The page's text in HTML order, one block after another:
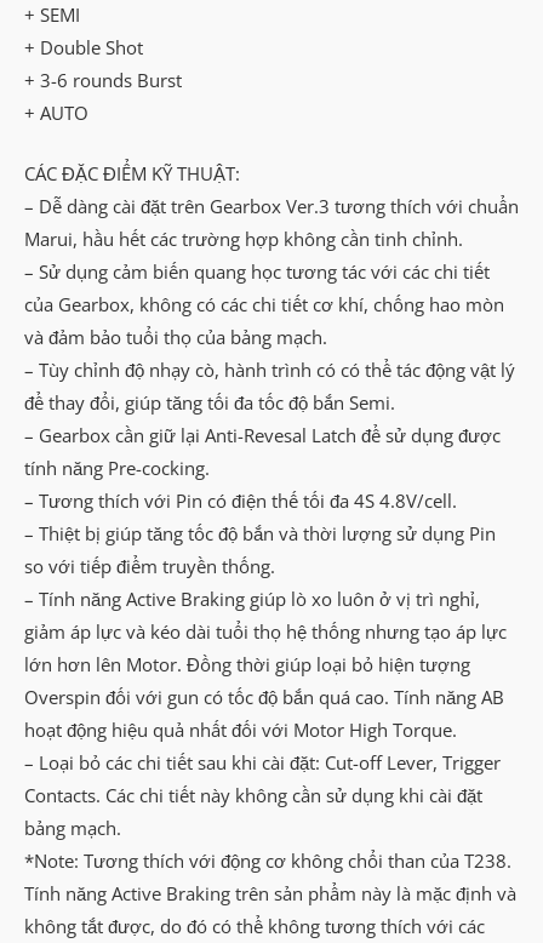
+ SEMI
+ Double Shot
+ 3-6 rounds Burst
+ AUTO
CÁC ĐẶC ĐIỂM KỸ THUẬT:
– Dễ dàng cài đặt trên Gearbox Ver.3 tương thích với chuẩn
Marui, hầu hết các trường hợp không cần tinh chỉnh.
– Sử dụng cảm biến quang học tương tác với các chi tiết
của Gearbox, không có các chi tiết cơ khí, chống hao mòn
và đảm bảo tuổi thọ của bảng mạch.
– Tùy chỉnh độ nhạy cò, hành trình có có thể tác động vật lý
để thay đổi, giúp tăng tối đa tốc độ bắn Semi.
– Gearbox cần giữ lại Anti-Revesal Latch để sử dụng được
tính năng Pre-cocking.
– Tương thích với Pin có điện thế tối đa 4S 4.8V/cell.
– Thiệt bị giúp tăng tốc độ bắn và thời lượng sử dụng Pin
so với tiếp điểm truyền thống.
– Tính năng Active Braking giúp lò xo luôn ở vị trì nghỉ,
giảm áp lực và kéo dài tuổi thọ hệ thống nhưng tạo áp lực
lớn hơn lên Motor. Đồng thời giúp loại bỏ hiện tượng
Overspin đối với gun có tốc độ bắn quá cao. Tính năng AB
hoạt động hiệu quả nhất đối với Motor High Torque.
– Loại bỏ các chi tiết sau khi cài đặt: Cut-off Lever, Trigger
Contacts. Các chi tiết này không cần sử dụng khi cài đặt
bảng mạch.
*Note: Tương thích với động cơ không chổi than của T238.
Tính năng Active Braking trên sản phẩm này là mặc định và
không tắt được, do đó có thể không tương thích với các